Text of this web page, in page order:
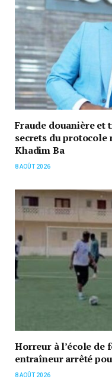
Fraude douanière et
secrets du
Khadim Ba
8 AOÛT 2026
Horreur à l’école de
entraîneur arrêté
8 AOÛT 2026